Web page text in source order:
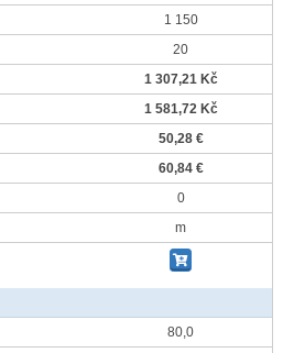
1 150
20
1 307,21 Kč
1 581,72 Kč
50,28 €
60,84 €
0
m
80,0